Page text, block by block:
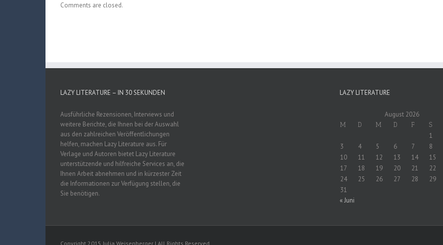
Comments are closed.
LAZY LITERATURE – IN 30 SEKUNDEN
Ausführliche Rezensionen, Interviews und
weitere Berichte, die Ihnen bei der Auswahl
aus den zahlreichen Veröffentlichungen
helfen, machen Lazy Literature aus. Für
Verlage und Autoren bietet Lazy Literature
unterstützende und hilfreiche Services an, die
Ihnen Arbeit abnehmen und in kürzester Zeit
die Informationen zur Verfügung stellen, die
Sie benötigen.
LAZY LITERATURE
August 2026
M D M D F S
1
3
4 5 6 7
8
10
11 12 13 14
15
17
18 19 20 21
22
24
25 26 27 28
29
31
« Juni
Copyright 2015 Julia Weisenberger | All Rights Reserved